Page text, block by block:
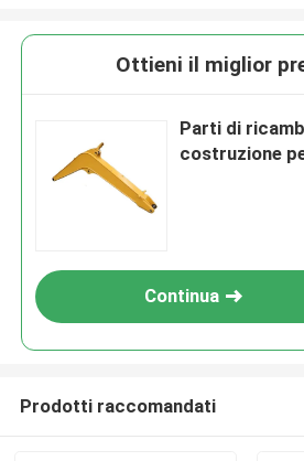
Ottieni il miglior
Parti di
costruzione
Continua
Prodotti raccomandati